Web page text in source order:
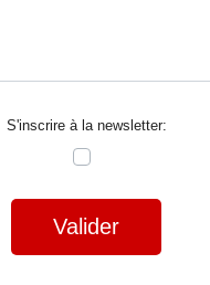
S'inscrire à la newsletter:
Valider